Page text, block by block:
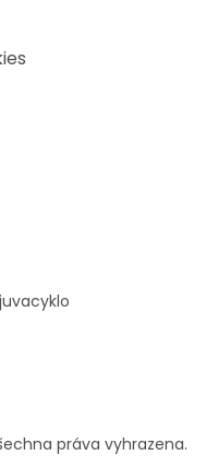
práva vyhrazena.